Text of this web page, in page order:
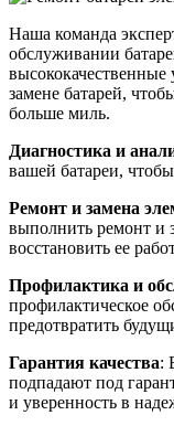
Наша команда
обслуживании
высококачественные
замене батарей,
больше миль.
Диагностика и
вашей батареи,
Ремонт и замена
выполнить ремонт и
восстановить ее
Профилактика и
профилактическое
предотвратить
Гарантия качества:
подпадают под
и уверенность в